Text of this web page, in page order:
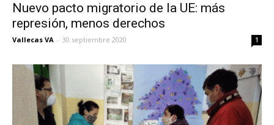
Nuevo pacto migratorio de la UE: más
represión, menos derechos
Vallecas VA - 30 septiembre 2020 1